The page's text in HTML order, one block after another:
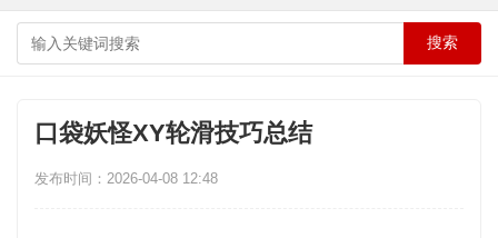
搜索
口袋妖怪XY轮滑技巧总结
发布时间：2026-04-08 12:48